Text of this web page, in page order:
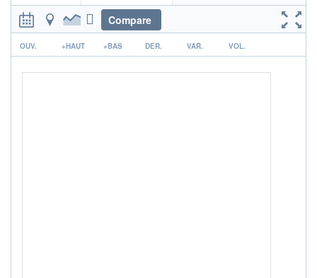
CATÉGORIE MORNINGSTAR
Actions Zone Euro
Grandes Cap.
FONDS PARTENAIRES
Compare
r
OUV. +HAUT +BAS DER. VAR. VOL.